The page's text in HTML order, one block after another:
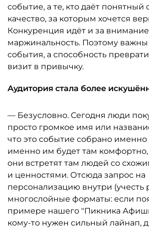
событие, а те, кто даёт
качество, за которым хочется
Конкуренция идёт и за
маржинальность. Поэтому
события, а способность
визит в привычку.
Аудитория стала более
— Безусловно. Сегодня люди
просто громкое имя или
что это событие собрано именно
именно им будет там
они встретят там людей со
и ценностями. Отсюда запрос на
персонализацию внутри (учесть
многослойные форматы: если
примере нашего "Пикника
кому-то нужен сильный лайнап,